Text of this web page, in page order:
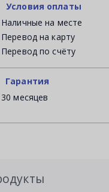
Условия оплаты
Наличные на месте
Перевод на карту
Перевод по счёту
Гарантия
30 месяцев